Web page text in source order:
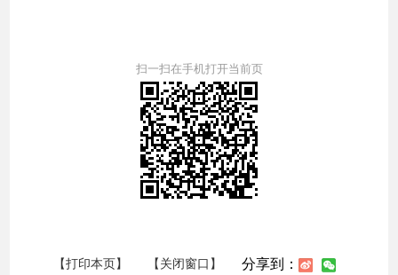
扫一扫在手机打开当前页
【打印本页】 【关闭窗口】 分享到：